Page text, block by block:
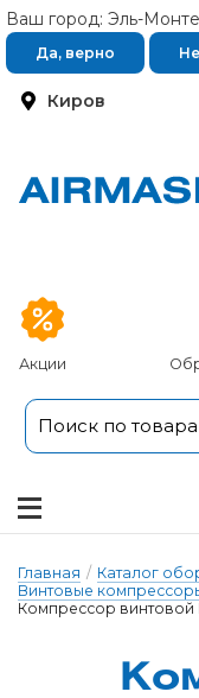
Киров
Ваш город: Эль-
Да, верно
Акции
Главная / Каталог
Винтовые
Компрессор винтовой